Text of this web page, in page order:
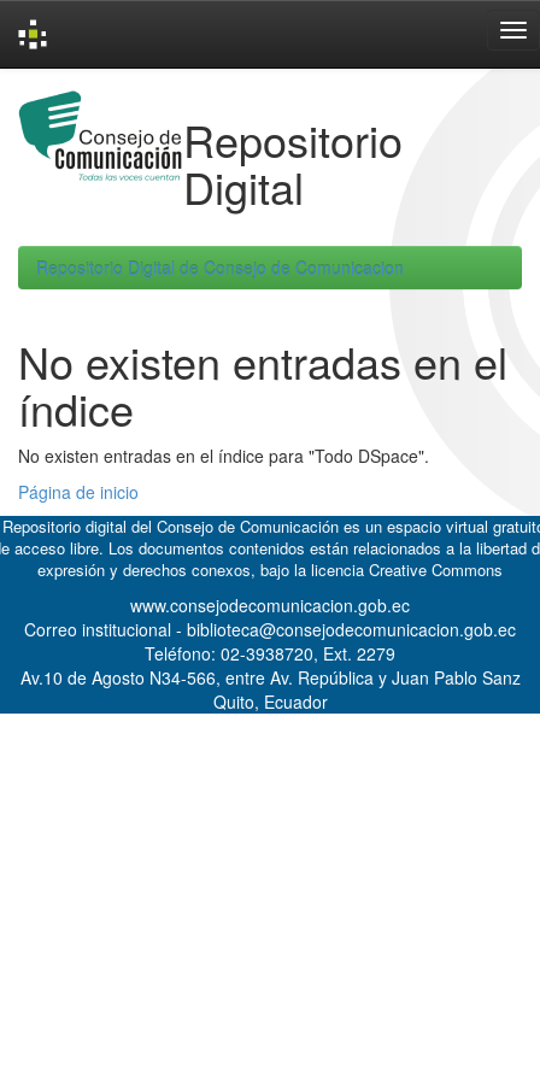
navigation
Repositorio
Digital
Repositorio Digital de Consejo de Comunicacion
No existen entradas en el
índice
No existen entradas en el índice para "Todo DSpace".
Página de inicio
digital del Consejo de Comunicación es un espacio virtual
acceso libre. Los documentos contenidos están relacionados a la libertad
expresión y derechos conexos, bajo la licencia Creative Commons
www.consejodecomunicacion.gob.ec
Correo institucional - biblioteca@consejodecomunicacion.gob.ec
Teléfono: 02-3938720, Ext. 2279
Av.10 de Agosto N34-566, entre Av. República y Juan Pablo Sanz
Quito, Ecuador